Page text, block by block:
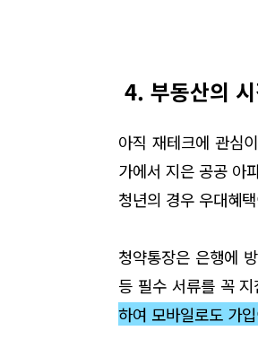
4. 부동산의
아직 재테크에 관심
가에서 지은 공공 아
청년의 경우 우대혜
청약통장은 은행에
등 필수 서류를 꼭
하여 모바일로도 가